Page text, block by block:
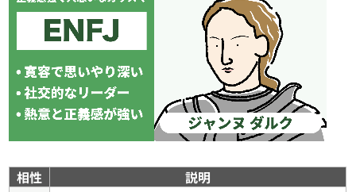
相性 説明